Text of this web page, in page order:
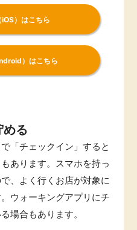
）はこちら
）はこちら
める
「チェックイン」すると
あります。スマホを持っ
、よく行くお店が対象に
ウォーキングアプリにチ
場合もあります。